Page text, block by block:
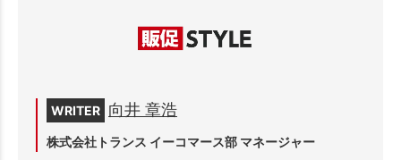
WRITER 向井 章浩
株式会社トランス イーコマース部 マネージャー